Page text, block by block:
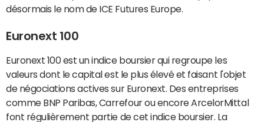
désormais le nom de ICE Futures Europe.
Euronext 100
Euronext 100 est un indice boursier qui regroupe les
valeurs dont le capital est le plus élevé et faisant l'objet
de négociations actives sur Euronext. Des entreprises
comme BNP Paribas, Carrefour ou encore ArcelorMittal
font régulièrement partie de cet indice boursier. La